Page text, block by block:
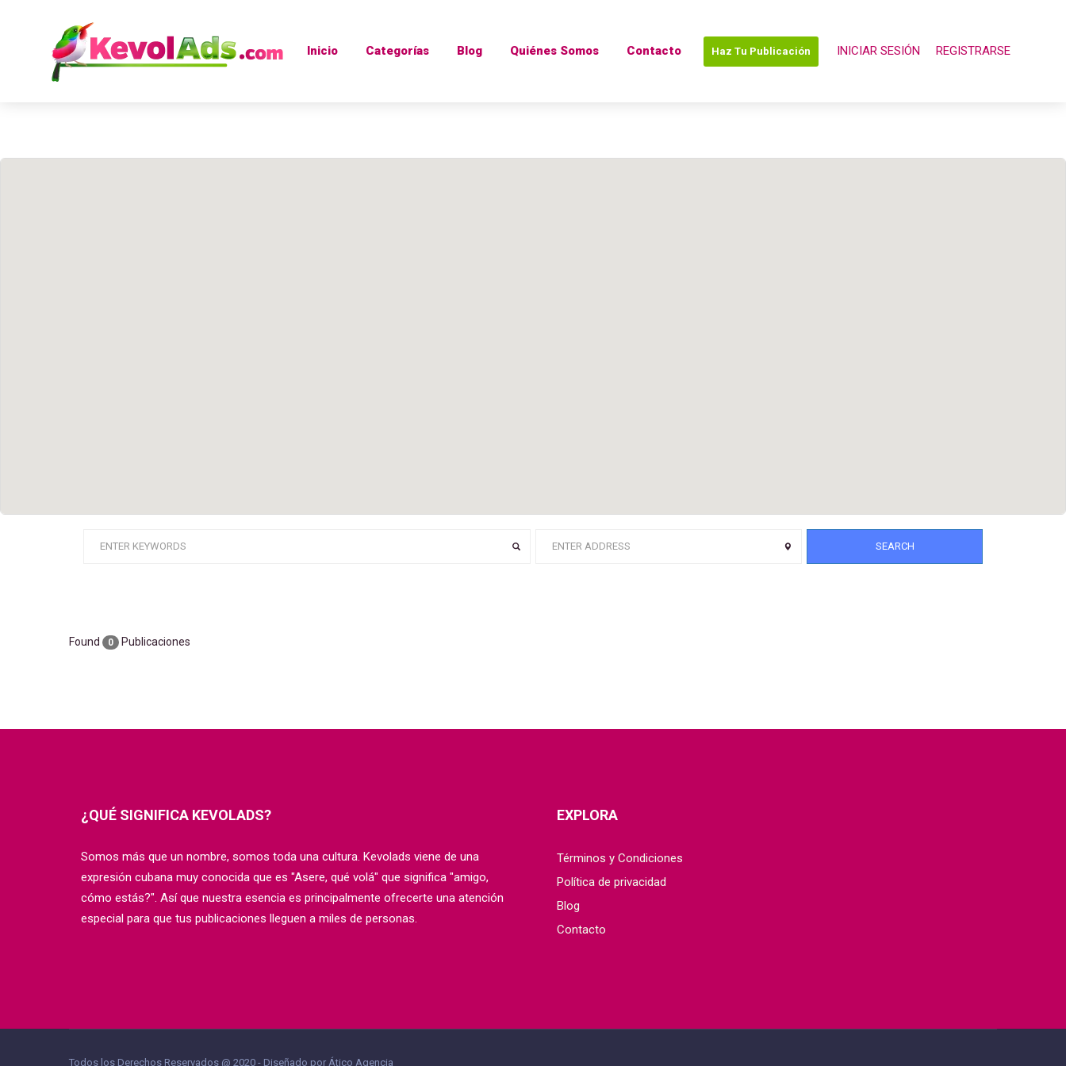
Inicio Categorías Blog Quiénes Somos Contacto INICIAR SESIÓN REGISTRARSE
Haz Tu Publicación
SEARCH
Found 0 Publicaciones
¿QUÉ SIGNIFICA KEVOLADS?
Somos más que un nombre, somos toda una cultura. Kevolads viene de una
expresión cubana muy conocida que es "Asere, qué volá" que significa "amigo,
cómo estás?". Así que nuestra esencia es principalmente ofrecerte una atención
especial para que tus publicaciones lleguen a miles de personas.
EXPLORA
Términos y Condiciones
Política de privacidad
Blog
Contacto
Todos los Derechos Reservados @ 2020 - Diseñado por Ático Agencia